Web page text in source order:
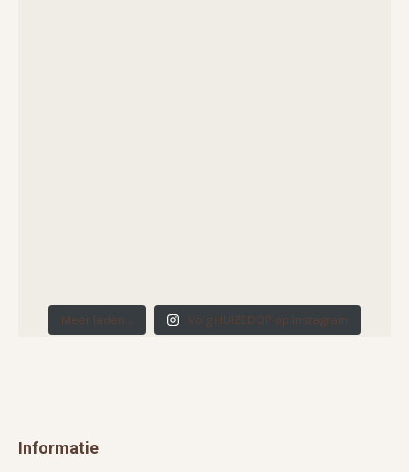
Meer laden... Volg HUIZEDOP op Instagram
Informatie